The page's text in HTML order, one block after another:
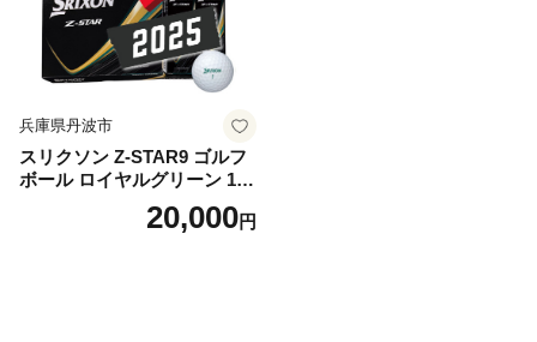
兵庫県丹波市
スリクソン Z-STAR9 ゴルフ
ボール ロイヤルグリーン 1ダ
ース 12球 兵庫県丹波市 ふる
20,000円